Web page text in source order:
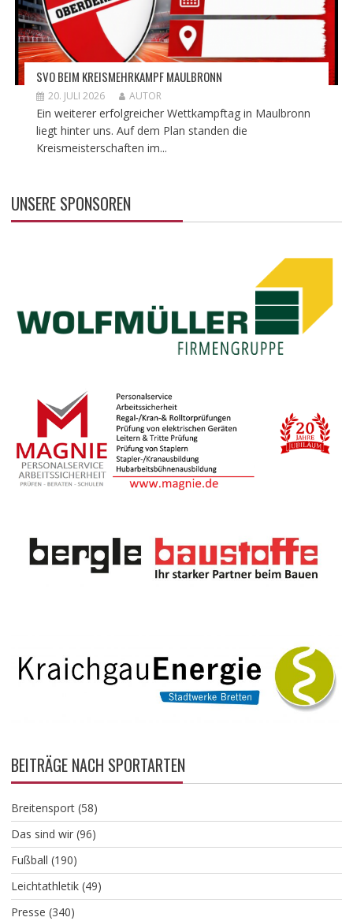
SVO BEIM KREISMEHRKAMPF MAULBRONN
20. JULI 2026 AUTOR
Ein weiterer erfolgreicher Wettkampftag in Maulbronn
liegt hinter uns. Auf dem Plan standen die
Kreismeisterschaften im...
UNSERE SPONSOREN
BEITRÄGE NACH SPORTARTEN
Breitensport(58)
Das sind wir(96)
Fußball (190)
Leichtathletik(49)
Presse (340)